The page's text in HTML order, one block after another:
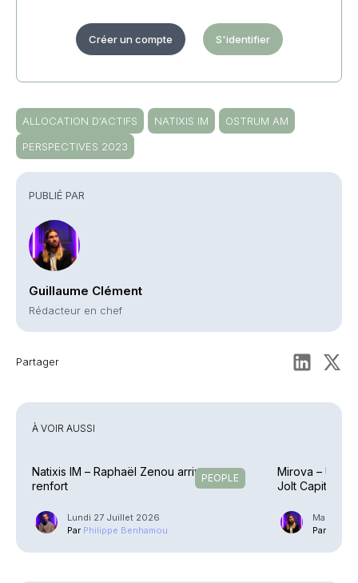
PUBLIÉ PAR
Guillaume Clément
Rédacteur en chef
Partager
Créer un compte S'identifier
ALLOCATION D'ACTIFS NATIXIS IM
OSTRUM AM
PERSPECTIVES 2023
À VOIR AUSSI
PEOPLE
Natixis IM – Raphaël Zenou arrive en
renfort
Lundi 27 Juillet 2026
Par Philippe Benhamou
Mirova – Une
Jolt Capital
Mardi 21
Par